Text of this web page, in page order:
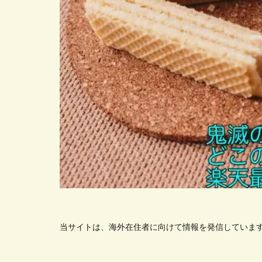
当サイトは、海外在住者に向けて情報を発信していま